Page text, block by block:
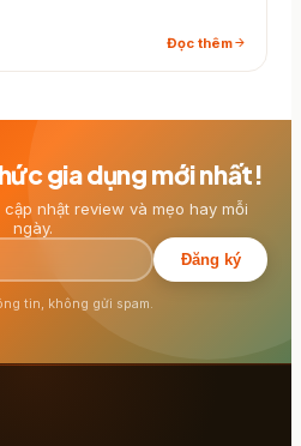
Đọc thêmarrow_forward
gia dụng mới nhất!
nhật review và mẹo hay mỗi
ngày.
Đăng ký
tin, không gửi spam.